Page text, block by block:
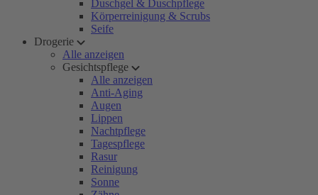
Duschgel & Duschpflege
Körperreinigung & Scrubs
Seife
Drogerie
Alle anzeigen
Gesichtspflege
Alle anzeigen
Anti-Aging
Augen
Lippen
Nachtpflege
Tagespflege
Rasur
Reinigung
Sonne